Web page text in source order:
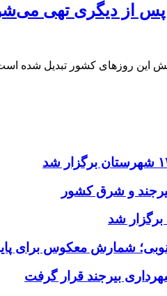
از دیگری تهی
این روزهای کشور‌ تبدیل شده
و شرق کشور
برگزار شد
شمارش معکوس برای
بیرجند قرار گرفت